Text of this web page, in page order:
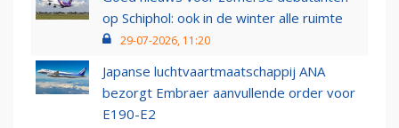
op Schiphol: ook in de winter alle ruimte
29-07-2026, 11:20
Japanse luchtvaartmaatschappij ANA
bezorgt Embraer aanvullende order voor
E190-E2